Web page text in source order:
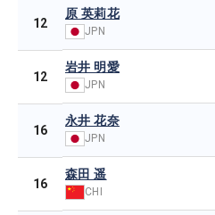
12
原 英莉花
JPN
12
岩井 明愛
JPN
16
永井 花奈
JPN
16
森田 遥
CHI